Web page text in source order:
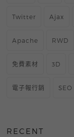
Twitter Ajax
Apache RWD
免費素材 3D
電子報行銷 SEO
RECENT